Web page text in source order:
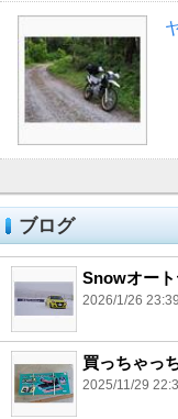
ブログ
Snowオー
2026/1/26 23:39
買っちゃっ
2025/11/29